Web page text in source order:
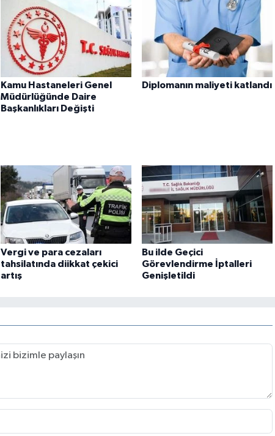
Kamu Hastaneleri Genel
Müdürlüğünde Daire
Başkanlıkları Değişti
Diplomanın maliyeti katlandı
Vergi ve para cezaları
tahsilatında diikkat çekici
artış
Bu ilde Geçici
Görevlendirme İptalleri
Genişletildi